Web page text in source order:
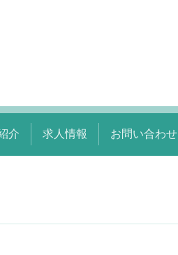
介 求人情報 お問い合わせ